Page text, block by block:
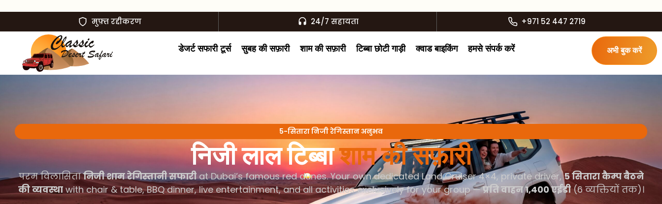
मुफ़्त रद्दीकरण 24/7 सहायता +971 52 447 2719
अभी बुक करें
निजी लाल टिब्बाशाम की सफ़ारी
परम विलासितानिजी शाम रेगिस्तानी सफारीat Dubai’s famous red dunes. Your own dedicated Land Cruiser 4×4, private driver,5 सितारा कैम्प बैठने
की व्यवस्थाwith chair & table, BBQ dinner, live entertainment, and all activities exclusively for your group —प्रति वाहन 1,400 एईडी(6 व्यक्तियों तक)।